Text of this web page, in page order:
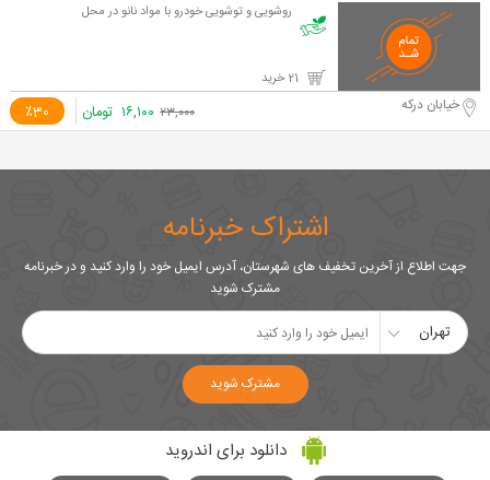
روشویی و توشویی خودرو با مواد نانو در محل
٪30 خیابان درکه ۲۳,۰۰۰ ۱۶,۱۰۰ تومان
اشتراک خبرنامه
جهت اطلاع از آخرین تخفیف های شهرستان، آدرس ایمیل خود را وارد کنید و در خبرنامه
مشترک شوید
تهران
مشترک شوید
دانلود برای اندروید